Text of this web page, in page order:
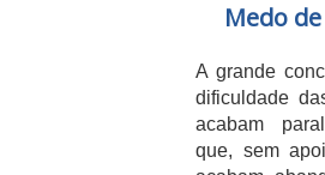
Medo
A grande
dificuldade
acabam
que, sem